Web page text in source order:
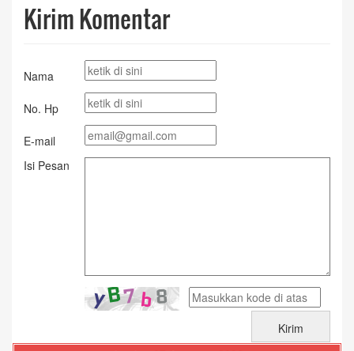
Kirim Komentar
Nama
No. Hp
E-mail
Isi Pesan